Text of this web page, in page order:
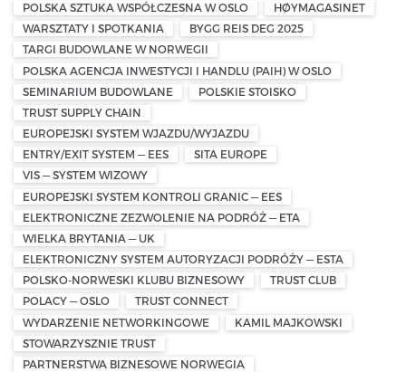
POLSKA SZTUKA WSPÓŁCZESNA W OSLO
HØYMAGASINET
WARSZTATY I SPOTKANIA
BYGG REIS DEG 2025
TARGI BUDOWLANE W NORWEGII
POLSKA AGENCJA INWESTYCJI I HANDLU (PAIH) W OSLO
SEMINARIUM BUDOWLANE
POLSKIE STOISKO
TRUST SUPPLY CHAIN
EUROPEJSKI SYSTEM WJAZDU/WYJAZDU
ENTRY/EXIT SYSTEM — EES
SITA EUROPE
VIS — SYSTEM WIZOWY
EUROPEJSKI SYSTEM KONTROLI GRANIC — EES
ELEKTRONICZNE ZEZWOLENIE NA PODRÓŻ — ETA
WIELKA BRYTANIA — UK
ELEKTRONICZNY SYSTEM AUTORYZACJI PODRÓŻY — ESTA
POLSKO-NORWESKI KLUBU BIZNESOWY
TRUST CLUB
POLACY — OSLO
TRUST CONNECT
WYDARZENIE NETWORKINGOWE
KAMIL MAJKOWSKI
STOWARZYSZNIE TRUST
PARTNERSTWA BIZNESOWE NORWEGIA